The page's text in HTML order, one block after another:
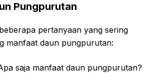
Pungpurutan
pertanyaan yang sering
manfaat daun pungpurutan:
saja manfaat daun pungpurutan?